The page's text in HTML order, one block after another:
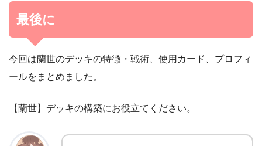
最後に
今回は蘭世のデッキの特徴・戦術、使用カード、プロフィ
ールをまとめました。
【蘭世】デッキの構築にお役立てください。